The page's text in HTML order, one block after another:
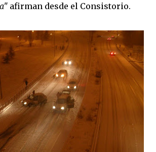
afirman desde el Consistorio.